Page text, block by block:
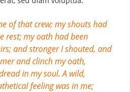
of that crew; my shouts had
rest; my oath had been
and stronger I shouted, and
and clinch my oath,
in my soul. A wild,
feeling was in me;